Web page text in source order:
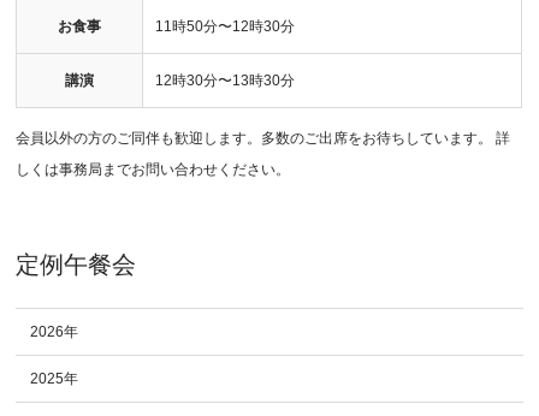
お食事 11時50分〜12時30分
講演 12時30分〜13時30分
会員以外の方のご同伴も歓迎します。多数のご出席をお待ちしています。 詳
しくは事務局までお問い合わせください。
定例午餐会
2026年
2025年